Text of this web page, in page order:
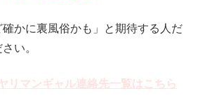
確かに裏風俗かも」と期待する人だ
い。
リマンギャル連絡先一覧はこちら